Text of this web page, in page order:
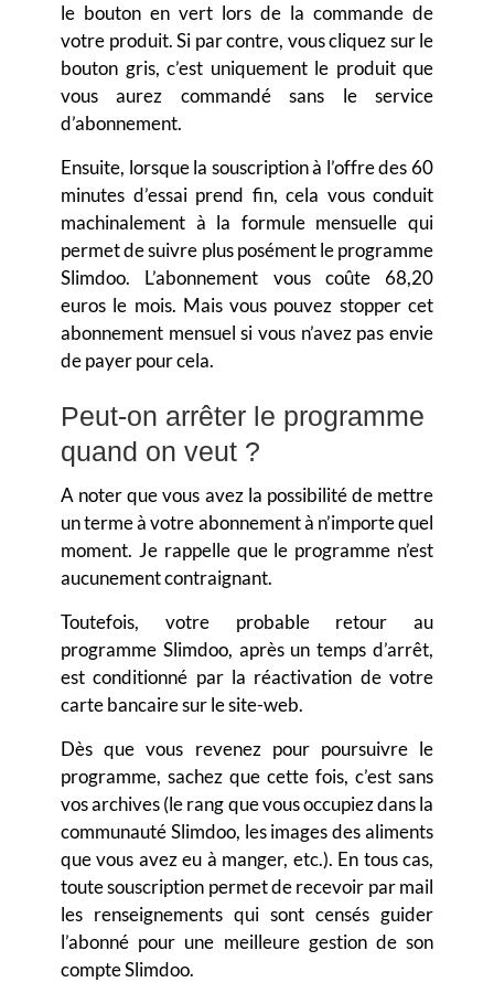
le bouton en vert lors de la commande de
votre produit. Si par contre, vous cliquez sur le
bouton gris, c’est uniquement le produit que
vous aurez commandé sans le service
d’abonnement.
Ensuite, lorsque la souscription à l’offre des 60
minutes d’essai prend fin, cela vous conduit
machinalement à la formule mensuelle qui
permet de suivre plus posément le programme
Slimdoo. L’abonnement vous coûte 68,20
euros le mois. Mais vous pouvez stopper cet
abonnement mensuel si vous n’avez pas envie
de payer pour cela.
Peut-on arrêter le programme
quand on veut ?
A noter que vous avez la possibilité de mettre
un terme à votre abonnement à n’importe quel
moment. Je rappelle que le programme n’est
aucunement contraignant.
Toutefois, votre probable retour au
programme Slimdoo, après un temps d’arrêt,
est conditionné par la réactivation de votre
carte bancaire sur le site-web.
Dès que vous revenez pour poursuivre le
programme, sachez que cette fois, c’est sans
vos archives (le rang que vous occupiez dans la
communauté Slimdoo, les images des aliments
que vous avez eu à manger, etc.). En tous cas,
toute souscription permet de recevoir par mail
les renseignements qui sont censés guider
l’abonné pour une meilleure gestion de son
compte Slimdoo.